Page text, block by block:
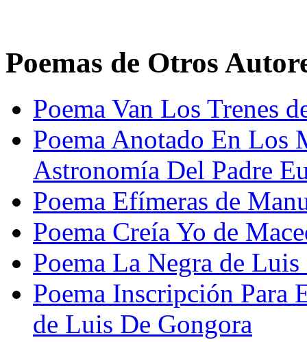
Poemas de Otros
Poema Van Los Trenes
Poema Anotado En Los
Astronomía Del Padre
Poema Efímeras de
Poema Creía Yo de
Poema La Negra de
Poema Inscripción Para
de Luis De Gongora